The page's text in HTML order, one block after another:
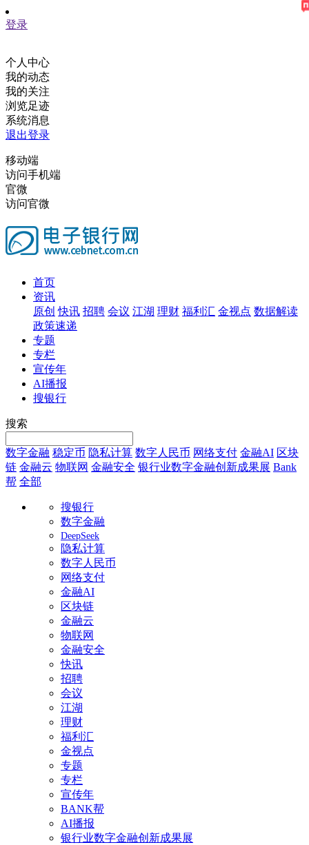
登录
个人中心
我的动态
我的关注
浏览足迹
系统消息
退出登录
移动端
访问手机端
官微
访问官微
首页
资讯
原创 快讯 招聘 会议 江湖 理财 福利汇 金视点 数据解读
政策速递
专题
专栏
宣传年
AI播报
搜银行
搜索
数字金融 稳定币 隐私计算 数字人民币 网络支付 金融AI 区块
链 金融云 物联网 金融安全 银行业数字金融创新成果展 Bank
帮 全部
搜银行
数字金融
DeepSeek
隐私计算
数字人民币
网络支付
金融AI
区块链
金融云
物联网
金融安全
快讯
招聘
会议
江湖
理财
福利汇
金视点
专题
专栏
宣传年
BANK帮
AI播报
银行业数字金融创新成果展